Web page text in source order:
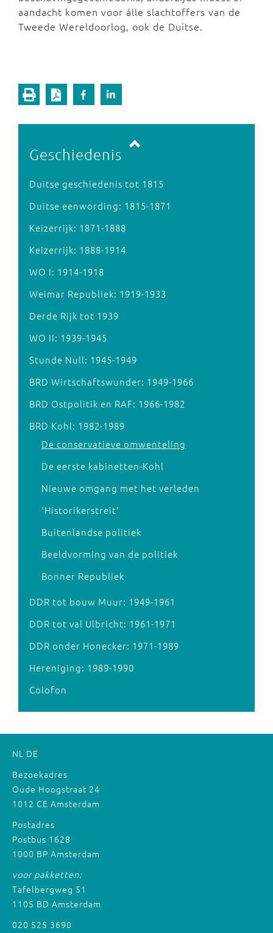
aandacht komen voor álle slachtoffers van de
Tweede Wereldoorlog, ook de Duitse.
Geschiedenis
Duitse geschiedenis tot 1815
Duitse eenwording: 1815-1871
Keizerrijk: 1871-1888
Keizerrijk: 1888-1914
WO I: 1914-1918
Weimar Republiek: 1919-1933
Derde Rijk tot 1939
WO II: 1939-1945
Stunde Null: 1945-1949
BRD Wirtschaftswunder: 1949-1966
BRD Ostpolitik en RAF: 1966-1982
BRD Kohl: 1982-1989
De conservatieve omwenteling
De eerste kabinetten-Kohl
Nieuwe omgang met het verleden
'Historikerstreit'
Buitenlandse politiek
Beeldvorming van de politiek
Bonner Republiek
DDR tot bouw Muur: 1949-1961
DDR tot val Ulbricht: 1961-1971
DDR onder Honecker: 1971-1989
Hereniging: 1989-1990
Colofon
NL DE
Bezoekadres
Oude Hoogstraat 24
1012 CE Amsterdam
Postadres
Postbus 1628
1000 BP Amsterdam
voor pakketten:
Tafelbergweg 51
1105 BD Amsterdam
020 525 3690